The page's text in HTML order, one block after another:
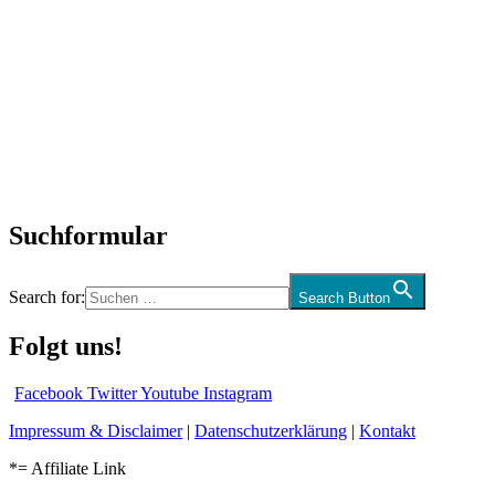
Suchformular
Search for: Search Button
Folgt uns!
Facebook TwitterYoutube Instagram
Impressum & Disclaimer| Datenschutzerklärung | Kontakt
*= Affiliate Link